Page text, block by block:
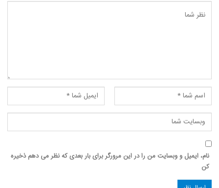
نام، ایمیل و وبسایت من را در این مرورگر برای بار بعدی که نظر می دهم ذخیره
کن